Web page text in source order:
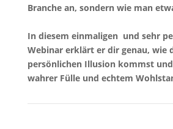
Branche an, sondern wie man
In diesem einmaligen und sehr
Webinar erklärt er dir genau, wie
persönlichen Illusion kommst
wahrer Fülle und echtem